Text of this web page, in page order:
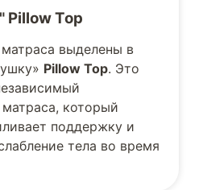
Pillow Top
выделены в
Pillow Top. Это
который
поддержку и
тела во время